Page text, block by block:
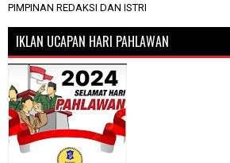
PIMPINAN REDAKSI DAN ISTRI
IKLAN UCAPAN HARI PAHLAWAN